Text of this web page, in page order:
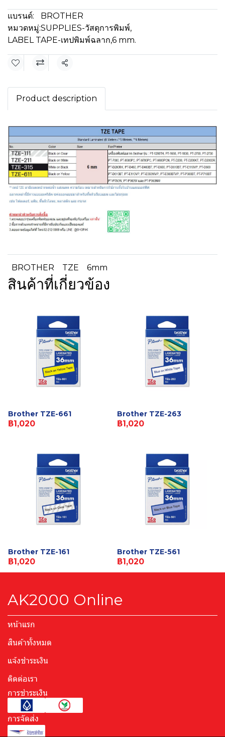
แบรนด์:
BROTHER
หมวดหมู่:SUPPLIES-วัสดุการพิมพ์,
LABEL TAPE-เทปพิมพ์ฉลาก,6 mm.
แชร์
Product description
BROTHER TZE 6mm
สินค้าที่เกี่ยวข้อง
Brother TZE-661
฿1,020
Brother TZE-263
฿1,020
Brother TZE-161
฿1,020
Brother TZE-561
฿1,020
AK2000 Online
หน้าแรก
สินค้าทั้งหมด
แจ้งชำระเงิน
ติดต่อเรา
การชำระเงิน
การจัดส่ง